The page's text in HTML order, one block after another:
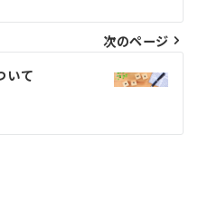
次のページ
いて